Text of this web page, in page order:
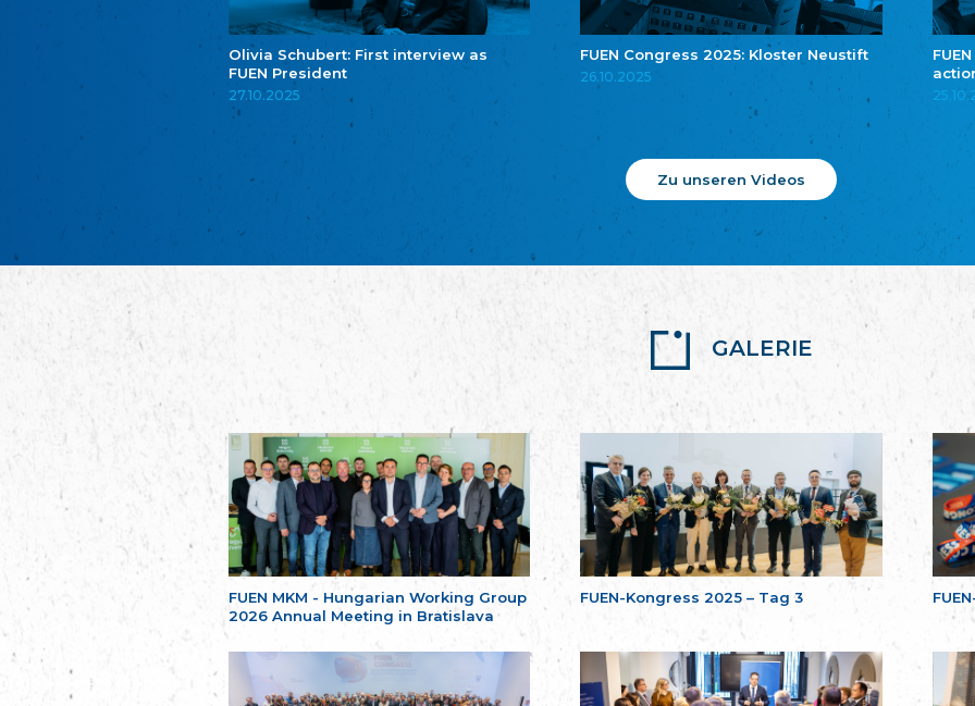
Olivia Schubert: First interview as
FUEN President
27.10.2025
FUEN Congress 2025: Kloster Neustift
26.10.2025
Zu unseren Videos
GALERIE
FUEN MKM - Hungarian Working Group
2026 Annual Meeting in Bratislava
FUEN-Kongress 2025 – Tag 3